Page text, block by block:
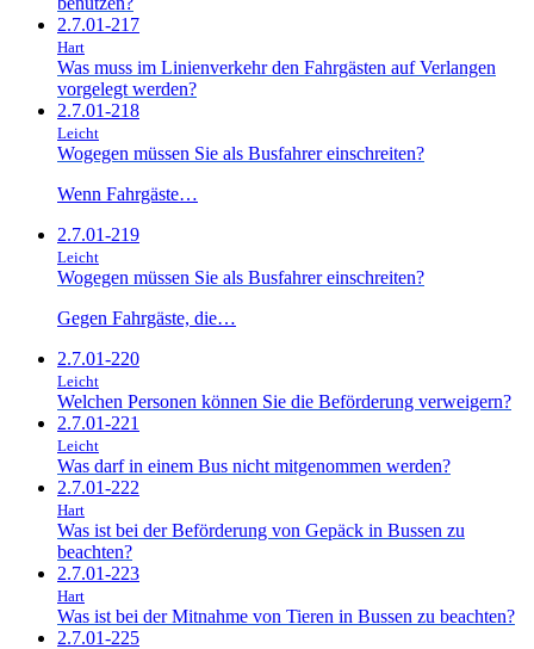
2.7.01-217
Hart
Was muss im Linienverkehr den Fahrgästen auf Verlangen
vorgelegt werden?
2.7.01-218
Leicht
Wogegen müssen Sie als Busfahrer einschreiten?
Wenn Fahrgäste…
2.7.01-219
Leicht
Wogegen müssen Sie als Busfahrer einschreiten?
Gegen Fahrgäste, die…
2.7.01-220
Leicht
Welchen Personen können Sie die Beförderung verweigern?
2.7.01-221
Leicht
Was darf in einem Bus nicht mitgenommen werden?
2.7.01-222
Hart
Was ist bei der Beförderung von Gepäck in Bussen zu
beachten?
2.7.01-223
Hart
Was ist bei der Mitnahme von Tieren in Bussen zu beachten?
2.7.01-225